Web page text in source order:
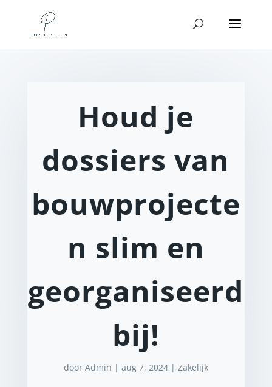
Houd je
dossiers van
bouwprojecte
n slim en
georganiseerd
bij!
door Admin | aug 7, 2024| Zakelijk